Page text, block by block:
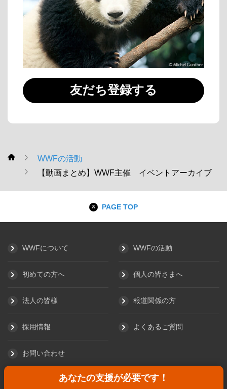
あなたの支援が必要です！
友だち登録する
WWF
WWFの活動
【動画まとめ】WWF主催 イベントアーカイブ
PAGE TOP
WWFについて WWFの活動
初めての方へ 個人の皆さまへ
法人の皆様 報道関係の方
採用情報 よくあるご質問
お問い合わせ